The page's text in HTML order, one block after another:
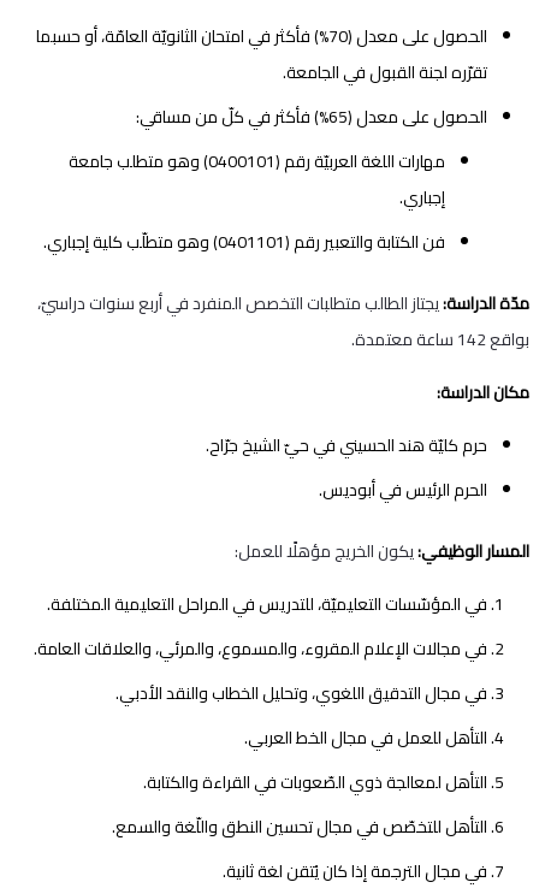
الحصول على معدل (70%) فأكثر في امتحان الثانويّة العامّة، أو حسبما
تقرّره لجنة القبول في الجامعة.
الحصول على معدل (65%) فأكثر في كلّ من مساقي:
مهارات اللغة العربيّة رقم (0400101) وهو متطلب جامعة
إجباري.
فن الكتابة والتعبير رقم (0401101) وهو متطلّب كلية إجباري.
مدّة الدراسة:يجتاز الطالب متطلبات التخصص المنفرد في أربع سنوات دراسيّ،
بواقع 142 ساعة معتمدة.
مكان الدراسة:
حرم كليّة هند الحسيني في حيّ الشيخ جرّاح.
الحرم الرئيس في أبوديس.
المسار الوظيفي:يكون الخريج مؤهلًا للعمل:
في المؤسّسات التعليميّة، للتدريس في المراحل التعليمية المختلفة.
في مجالات الإعلام المقروء، والمسموع، والمرئي، والعلاقات العامة.
في مجال التدقيق اللغوي، وتحليل الخطاب والنقد الأدبي.
التأهل للعمل في مجال الخط العربي.
التأهل لمعالجة ذوي الصّعوبات في القراءة والكتابة.
التأهل للتخصّص في مجال تحسين النطق واللّغة والسمع.
في مجال الترجمة إذا كان يُتقن لغة ثانية.